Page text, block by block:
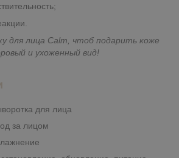
для лица Calm, чтоб подарить коже
и ухоженный вид!
для лица
за лицом